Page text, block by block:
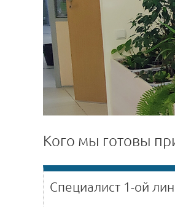
Кого мы готовы
Специалист 1-ой